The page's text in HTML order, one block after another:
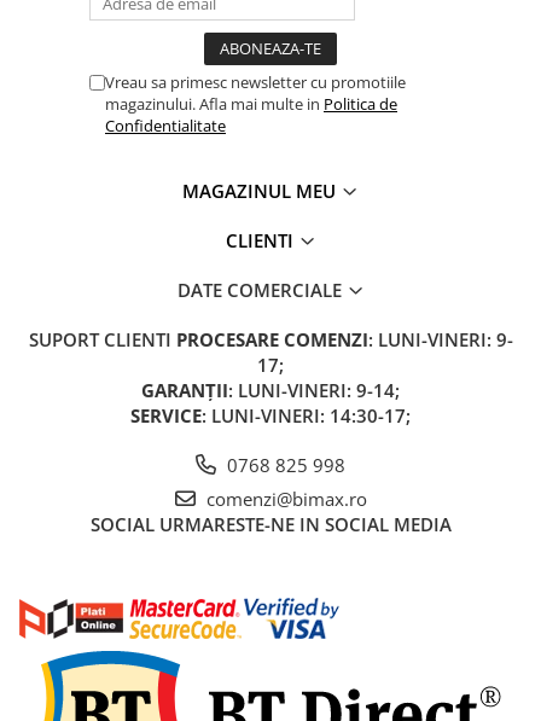
Baterie Trotineta Electrica
Cauciuc Trotineta Electrica
Camera Trotineta Electrica
Incarcator Trotineta Electrica
Controller Trotineta Electrica
Display/Ecran Trotineta Electrica
Franare Trotineta Electrica
Lumini Trotinete Electrice
Kukirin S1 MAX 2025-2026
Kukirin G2 MAX
KuKirin G2 PRO
KuKirin G3 PRO
Kukirin G4 (2025)
Vreau sa primesc newsletter cu promotiile
magazinului. Afla mai multe in Politica de
Confidentialitate
MAGAZINUL MEU
CLIENTI
DATE COMERCIALE
SUPORT CLIENTI PROCESARE COMENZI: LUNI-VINERI: 9-
17;
GARANȚII: LUNI-VINERI: 9-14;
SERVICE: LUNI-VINERI: 14:30-17;
0768 825 998
comenzi@bimax.ro
SOCIAL URMARESTE-NE IN SOCIAL MEDIA